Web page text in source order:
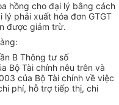
hồng cho đại lý bằng cách
phải xuất hóa đơn GTGT
được giảm trừ.
B Thông tư số
Bộ Tài chính nêu trên và
của Bộ Tài chính về việc
phí, hỗ trợ tiếp thị, chi